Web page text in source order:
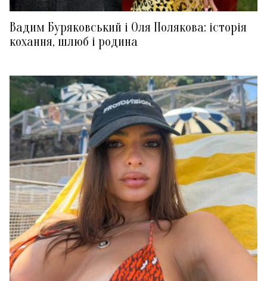
Вадим Буряковський і Оля Полякова: історія
кохання, шлюб і родина